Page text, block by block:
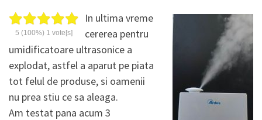
5 (100%) 1 vote[s]
In ultima vreme
cererea pentru
umidificatoare ultrasonice a
explodat, astfel a aparut pe piata
tot felul de produse, si oamenii
nu prea stiu ce sa aleaga.
Am testat pana acum 3